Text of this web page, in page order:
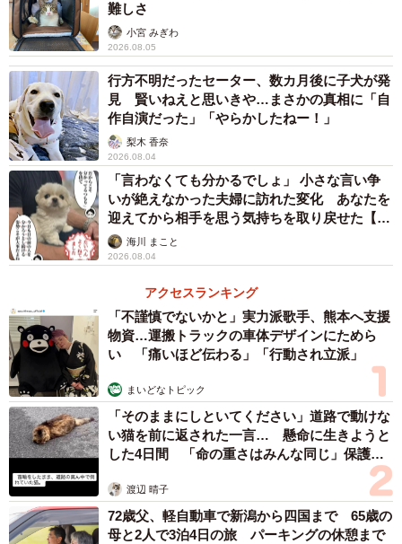
難しさ
小宮 みぎわ
2026.08.05
行方不明だったセーター、数カ月後に子犬が発
見 賢いねえと思いきや…まさかの真相に「自
作自演だった」「やらかしたねー！」
梨木 香奈
2026.08.04
「言わなくても分かるでしょ」 小さな言い争
いが絶えなかった夫婦に訪れた変化 あなたを
迎えてから相手を思う気持ちを取り戻せた【漫
画】海川 まこと
2026.08.04
アクセスランキング
「不謹慎でないかと」実力派歌手、熊本へ支援
物資…運搬トラックの車体デザインにためら
い 「痛いほど伝わる」「行動され立派」
まいどなトピック
「そのままにしといてください」道路で動けな
い猫を前に返された一言… 懸命に生きようと
した4日間 「命の重さはみんな同じ」保護団
渡辺 晴子
72歳父、軽自動車で新潟から四国まで 65歳の
母と2人で3泊4日の旅 パーキングの休憩まで